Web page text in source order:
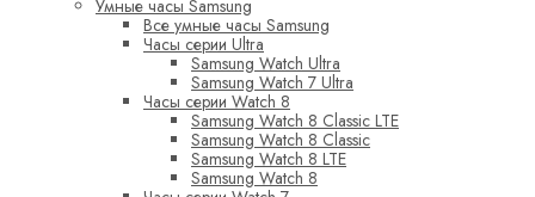
Умные часы Samsung
Все умные часы Samsung
Часы серии Ultra
Samsung Watch Ultra
Samsung Watch 7 Ultra
Часы серии Watch 8
Samsung Watch 8 Classic LTE
Samsung Watch 8 Classic
Samsung Watch 8 LTE
Samsung Watch 8